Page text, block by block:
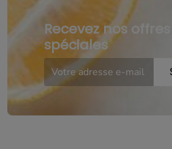
Recevez nos offres
spéciales